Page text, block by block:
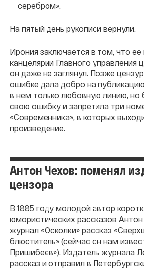
серебром».
На пятый день рукописи вернули.
Ирония заключается в том, что
канцелярии Главного управления
он даже не заглянул. Позже
ошибке дала добро на
в нем только любовную линию, но
свою ошибку и запретила три
«Современника», в которых
произведение.
Антон Чехов: поменял
цензора
В 1885 году молодой автор
юмористических рассказов Антон
журнал «Осколки» рассказ
блюститель» (сейчас он нам
Пришибеев»). Издатель журнала
рассказ и отправил в